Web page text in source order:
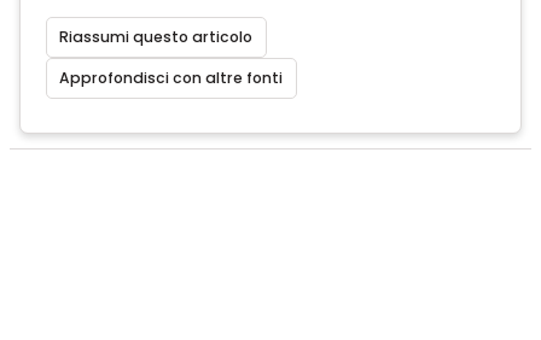
Riassumi questo articolo
Approfondisci con altre fonti